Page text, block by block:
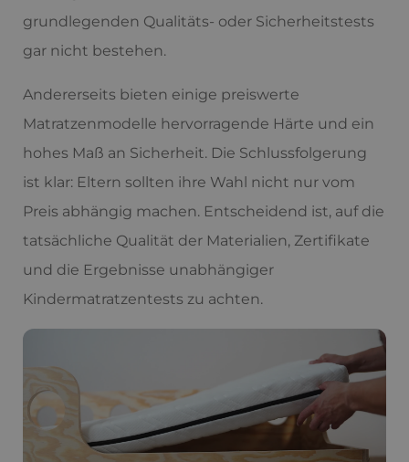
grundlegenden Qualitäts- oder Sicherheitstests
gar nicht bestehen.
Andererseits bieten einige preiswerte
Matratzenmodelle hervorragende Härte und ein
hohes Maß an Sicherheit. Die Schlussfolgerung
ist klar: Eltern sollten ihre Wahl nicht nur vom
Preis abhängig machen. Entscheidend ist, auf die
tatsächliche Qualität der Materialien, Zertifikate
und die Ergebnisse unabhängiger
Kindermatratzentests zu achten.